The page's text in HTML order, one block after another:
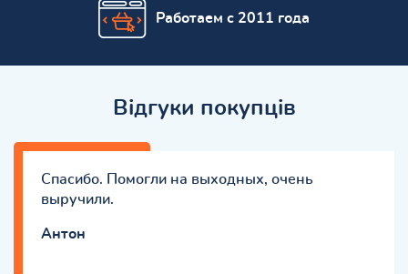
Работаем с 2011 года
Відгуки покупців
Спасибо. Помогли на выходных, очень
выручили.
Антон